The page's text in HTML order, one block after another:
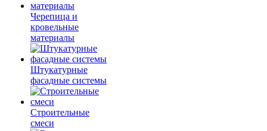
Черепица и
кровельные
материалы
Штукатурные
фасадные системы
Строительные
смеси